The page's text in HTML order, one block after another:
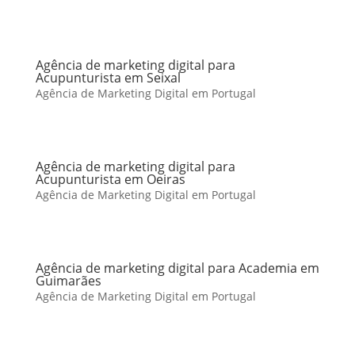
Agência de marketing digital para
Acupunturista em Seixal
Agência de Marketing Digital em Portugal
Agência de marketing digital para
Acupunturista em Oeiras
Agência de Marketing Digital em Portugal
Agência de marketing digital para Academia em
Guimarães
Agência de Marketing Digital em Portugal